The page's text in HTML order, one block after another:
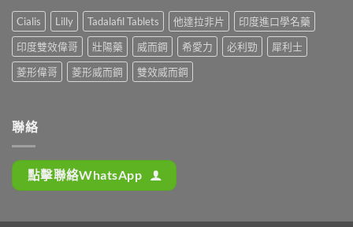
付
款
點
揀
＋
中
效
果
與
購
買
攻
邊
度
買
正
貨？
2026
錢、
效
果
版
POXET-
60
香
港
邊
價
錢、
Cialis Lilly Tadalafil Tablets 他達拉非片
印度進口學名藥
印度雙效偉哥
壯陽藥 威而鋼 希愛力 必利勁
犀利士
菱形偉哥
菱形威而鋼 雙效威而鋼
聯絡
點擊聯絡WhatsApp